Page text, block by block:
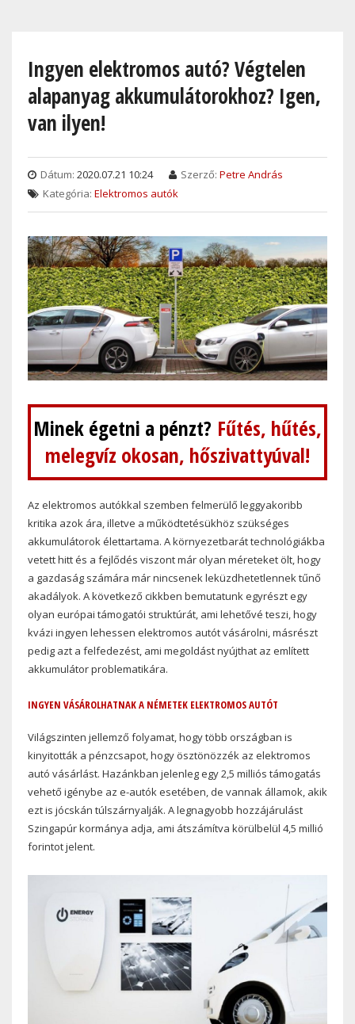
contentIngyen elektromos autó? Végtelen
alapanyag akkumulátorokhoz? Igen,
van ilyen!
Dátum: 2020.07.21 10:24 Szerző: Petre András
Kategória: Elektromos autók
Minek égetni a pénzt? Fűtés, hűtés,
melegvíz okosan, hőszivattyúval!
Az elektromos autókkal szemben felmerülő leggyakoribb
kritika azok ára, illetve a működtetésükhöz szükséges
akkumulátorok élettartama. A környezetbarát technológiákba
vetett hitt és a fejlődés viszont már olyan méreteket ölt, hogy
a gazdaság számára már nincsenek leküzdhetetlennek tűnő
akadályok. A következő cikkben bemutatunk egyrészt egy
olyan európai támogatói struktúrát, ami lehetővé teszi, hogy
kvázi ingyen lehessen elektromos autót vásárolni, másrészt
pedig azt a felfedezést, ami megoldást nyújthat az említett
akkumulátor problematikára.
INGYEN VÁSÁROLHATNAK A NÉMETEK ELEKTROMOS AUTÓT
Világszinten jellemző folyamat, hogy több országban is
kinyitották a pénzcsapot, hogy ösztönözzék az elektromos
autó vásárlást. Hazánkban jelenleg egy 2,5 milliós támogatás
vehető igénybe az e-autók esetében, de vannak államok, akik
ezt is jócskán túlszárnyalják. A legnagyobb hozzájárulást
Szingapúr kormánya adja, ami átszámítva körülbelül 4,5 millió
forintot jelent.